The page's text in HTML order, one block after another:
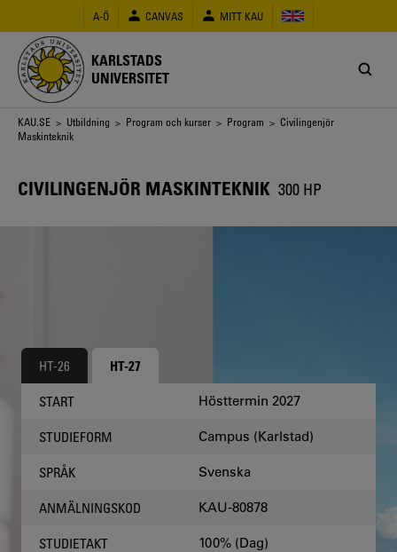
huvudinnehåll
A-Ö CANVAS MITT KAU
KARLSTADS
UNIVERSITET
Länkstig
KAU.SE > Utbildning > Program och kurser > Program > Civilingenjör
Maskinteknik
CIVILINGENJÖR MASKINTEKNIK 300 HP
HT-26 HT-27
START Hösttermin 2027
STUDIEFORM Campus (Karlstad)
SPRÅK Svenska
ANMÄLNINGSKOD KAU-80878
STUDIETAKT 100% (Dag)